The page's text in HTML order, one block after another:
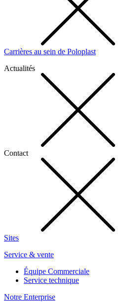
Carrières au sein de Poloplast
Actualités
Contact
Sites
Service & vente
Équipe Commerciale
Service technique
Notre Enterprise